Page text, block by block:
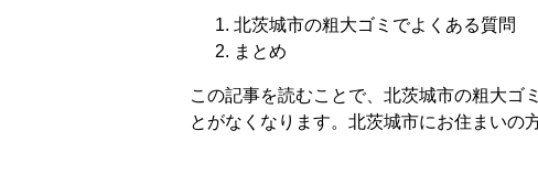
北茨城市の粗大ゴミでよくある質問
まとめ
この記事を読むことで、北茨城市の粗大ゴ
とがなくなります。北茨城市にお住まいの